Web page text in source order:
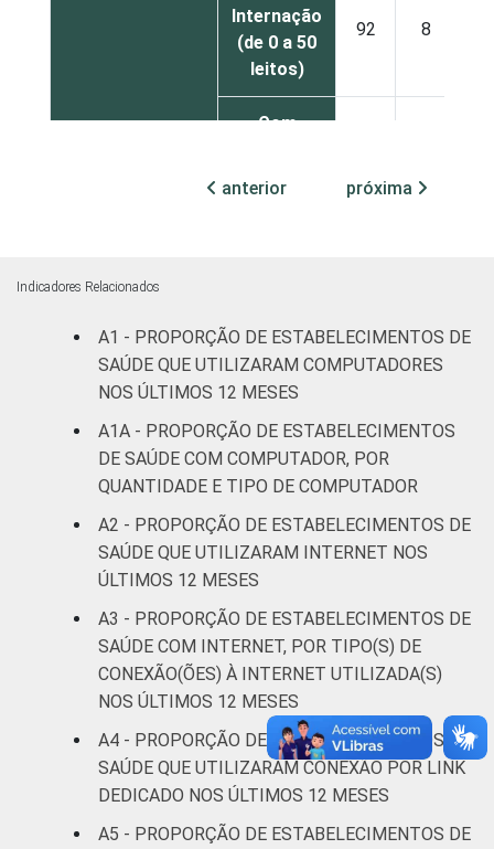
Internação
(de 0 a 50
leitos)
92 8
Com
(mais de
e Terapia
Localização Capital
Interior 71 29
Para mais informações, acesse
https://cetic.br/noticia/cetic-br-informa-
correcao-dos-resultados-da-pesquisa-tic-
saude-2013/
Base: 1685 estabelecimentos de saúde.
Estimativa: 89.141 estabelecimentos. Dados
coletados entre fevereiro de 2013 e junho
de 2013.
Fonte: NIC.br - fev 2013 / jun 2013
anterior próxima
Indicadores Relacionados
A1 - PROPORÇÃO DE ESTABELECIMENTOS DE
SAÚDE QUE UTILIZARAM COMPUTADORES
NOS ÚLTIMOS 12 MESES
A1A - PROPORÇÃO DE ESTABELECIMENTOS
DE SAÚDE COM COMPUTADOR, POR
QUANTIDADE E TIPO DE COMPUTADOR
A2 - PROPORÇÃO DE ESTABELECIMENTOS DE
SAÚDE QUE UTILIZARAM INTERNET NOS
ÚLTIMOS 12 MESES
A3 - PROPORÇÃO DE ESTABELECIMENTOS DE
SAÚDE COM INTERNET, POR TIPO(S) DE
CONEXÃO(ÕES) À INTERNET UTILIZADA(S)
NOS ÚLTIMOS 12 MESES
A4 - PROPORÇÃO DE ESTABELECIMENTOS DE
SAÚDE QUE UTILIZARAM CONEXÃO POR LINK
DEDICADO NOS ÚLTIMOS 12 MESES
A5 - PROPORÇÃO DE ESTABELECIMENTOS DE